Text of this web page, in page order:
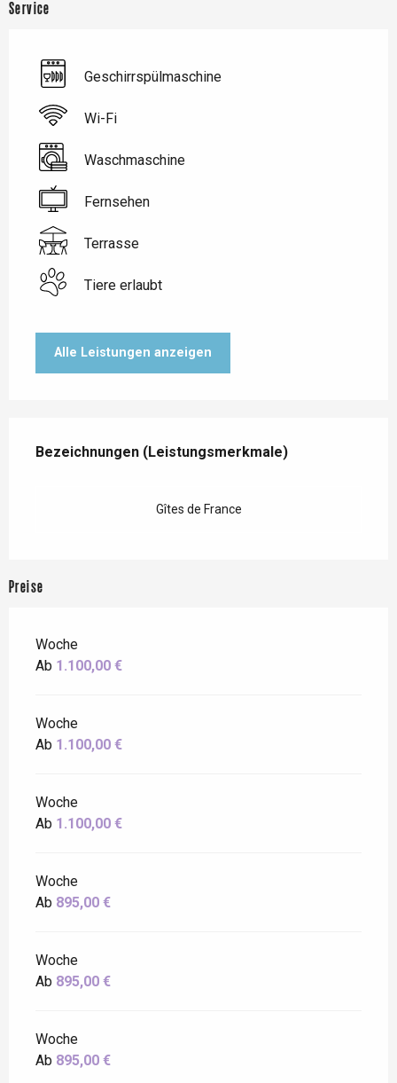
Service
Geschirrspülmaschine
Wi-Fi
Waschmaschine
Fernsehen
Terrasse
Tiere erlaubt
Alle Leistungen anzeigen
Bezeichnungen (Leistungsmerkmale)
Bezeichnungen (Leistungsmerkmale)
Gîtes de France
Preise
Woche
Ab 1.100,00 €
Woche
Ab 1.100,00 €
Woche
Ab 1.100,00 €
Woche
Ab 895,00 €
Woche
Ab 895,00 €
Woche
Ab 895,00 €